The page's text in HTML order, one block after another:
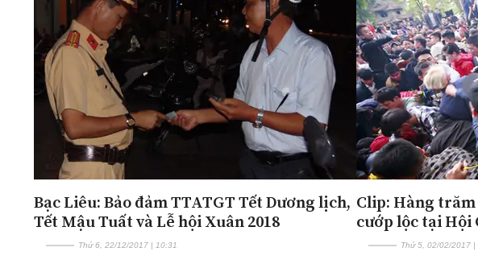
Bạc Liêu: Bảo đảm TTATGT Tết Dương lịch,
Tết Mậu Tuất và Lễ hội Xuân 2018
Thứ 6, 22/12/2017 | 10:31
Clip: Hàng
cướp lộc tại Hội
Thứ 5, 02/02/2017 |